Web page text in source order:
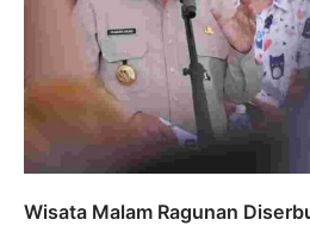
Wisata Malam Ragunan